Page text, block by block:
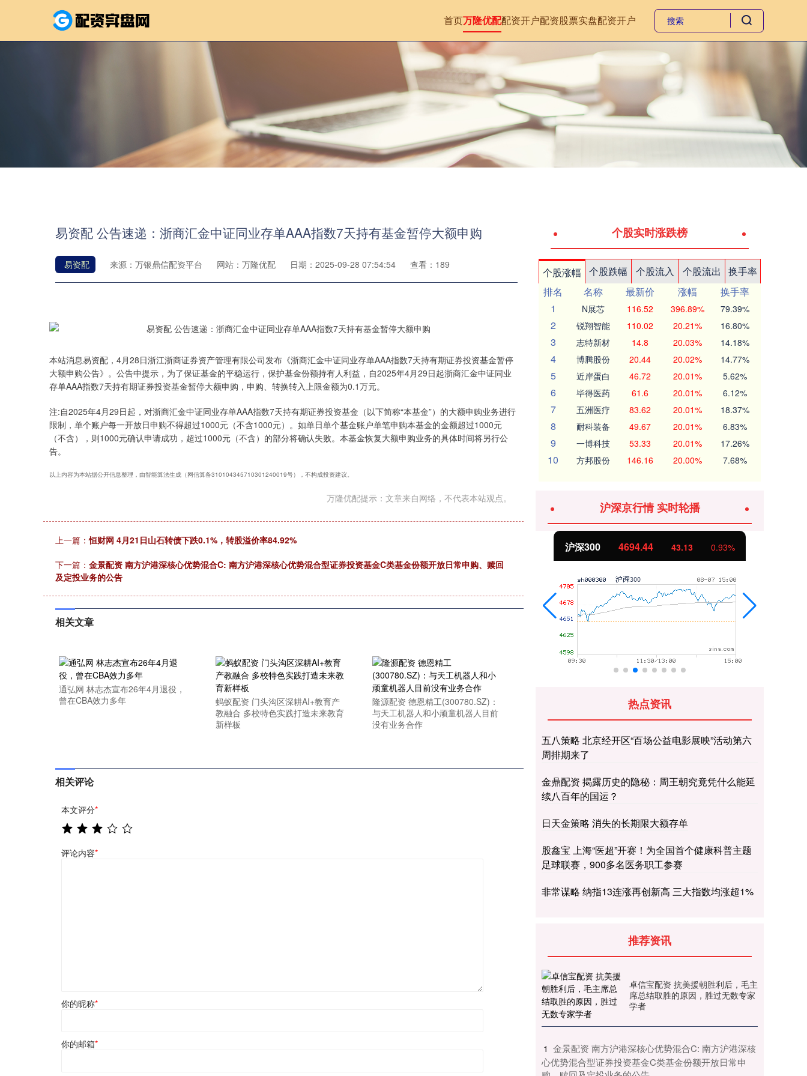
首页万隆优配配资开户配资股票实盘配资开户
易资配 公告速递：浙商汇金中证同业存单AAA指数7天持有基金暂停大额申购
易资配 来源：万银鼎信配资平台 网站：万隆优配 日期：2025-09-28 07:54:54 查看：189
本站消息易资配，4月28日浙江浙商证券资产管理有限公司发布《浙商汇金中证同业存单AAA指数7天持有期证券投资基金暂停
大额申购公告》。公告中提示，为了保证基金的平稳运行，保护基金份额持有人利益，自2025年4月29日起浙商汇金中证同业
存单AAA指数7天持有期证券投资基金暂停大额申购，申购、转换转入上限金额为0.1万元。
注:自2025年4月29日起，对浙商汇金中证同业存单AAA指数7天持有期证券投资基金（以下简称“本基金”）的大额申购业务进行
限制，单个账户每一开放日申购不得超过1000元（不含1000元）。如单日单个基金账户单笔申购本基金的金额超过1000元
（不含），则1000元确认申请成功，超过1000元（不含）的部分将确认失败。本基金恢复大额申购业务的具体时间将另行公
告。
以上内容为本站据公开信息整理，由智能算法生成（网信算备310104345710301240019号），不构成投资建议。
万隆优配提示：文章来自网络，不代表本站观点。
上一篇：恒财网 4月21日山石转债下跌0.1%，转股溢价率84.92%
下一篇： 金景配资 南方沪港深核心优势混合C: 南方沪港深核心优势混合型证券投资基金C类基金份额开放日常申购、赎回
及定投业务的公告
相关文章
通弘网 林志杰宣布26年4月退役，
曾在CBA效力多年
蚂蚁配资 门头沟区深耕AI+教育产
教融合 多校特色实践打造未来教育
新样板
隆源配资 德恩精工(300780.SZ)：
与天工机器人和小顽童机器人目前
没有业务合作
相关评论
本文评分*
评论内容*
你的昵称*
你的邮箱*
个股实时涨跌榜
个股涨幅 个股跌幅 个股流入 个股流出
换手率
排名
名称 最新价 涨幅
换手率
1
N展芯 116.52 396.89% 79.39%
2 锐翔智能 110.02 20.21% 16.80%
3 志特新材 14.8 20.03% 14.18%
4 博腾股份 20.44 20.02% 14.77%
5 近岸蛋白 46.72 20.01% 5.62%
6 毕得医药 61.6 20.01% 6.12%
7 五洲医疗 83.62 20.01% 18.37%
8 耐科装备 49.67 20.01% 6.83%
9 一博科技 53.33 20.01% 17.26%
10 方邦股份 146.16 20.00% 7.68%
沪深京行情 实时轮播
上证指数 3940.04 39.68 1.02% 沪深300 4694.44 43.13 0.93%
热点资讯
五八策略 北京经开区“百场公益电影展映”活动第六
周排期来了
金鼎配资 揭露历史的隐秘：周王朝究竟凭什么能延
续八百年的国运？
日天金策略 消失的长期限大额存单
股鑫宝 上海“医超”开赛！为全国首个健康科普主题
足球联赛，900多名医务职工参赛
非常谋略 纳指13连涨再创新高 三大指数均涨超1%
推荐资讯
卓信宝配资 抗美援朝胜利后，毛主
席总结取胜的原因，胜过无数专家
学者
1 ​金景配资 南方沪港深核心优势混合C: 南方沪港深核
心优势混合型证券投资基金C类基金份额开放日常申